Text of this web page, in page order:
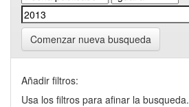
Comenzar nueva busqueda
Añadir filtros:
Usa los filtros para afinar la busqueda.